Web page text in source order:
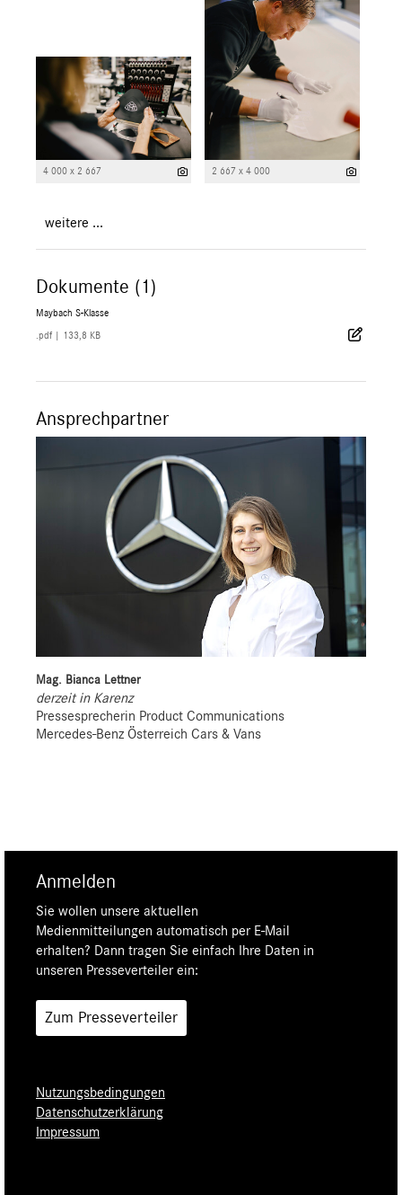
4 000 x 2 667 2 667 x 4 000
weitere ...
Dokumente (1)
Maybach S-Klasse
.pdf 133,8 KB
Ansprechpartner
Mag. Bianca Lettner
derzeit in Karenz
Pressesprecherin Product Communications
Mercedes-Benz Österreich Cars & Vans
Anmelden
Sie wollen unsere aktuellen
Medienmitteilungen automatisch per E-Mail
erhalten? Dann tragen Sie einfach Ihre Daten in
unseren Presseverteiler ein:
Zum Presseverteiler
Nutzungsbedingungen
Datenschutzerklärung
Impressum